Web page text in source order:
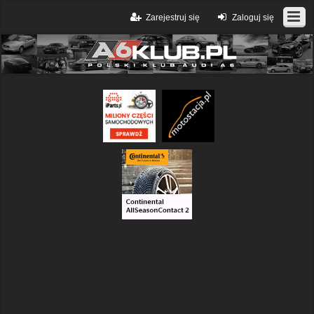
Zaloguj się
Zarejestruj się